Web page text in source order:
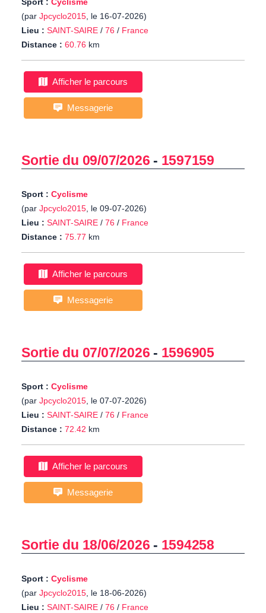
Sport : Cyclisme
(par Jpcyclo2015, le 16-07-2026)
Lieu : SAINT-SAIRE / 76 / France
Distance : 60.76 km
Afficher le parcours
Messagerie
Sortie du 09/07/2026 - 1597159
Sport : Cyclisme
(par Jpcyclo2015, le 09-07-2026)
Lieu : SAINT-SAIRE / 76 / France
Distance : 75.77 km
Afficher le parcours
Messagerie
Sortie du 07/07/2026 - 1596905
Sport : Cyclisme
(par Jpcyclo2015, le 07-07-2026)
Lieu : SAINT-SAIRE / 76 / France
Distance : 72.42 km
Afficher le parcours
Messagerie
Sortie du 18/06/2026 - 1594258
Sport : Cyclisme
(par Jpcyclo2015, le 18-06-2026)
Lieu : SAINT-SAIRE / 76 / France